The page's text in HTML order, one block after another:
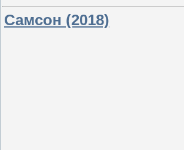
Самсон (2018)